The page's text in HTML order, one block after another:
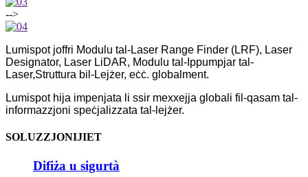
-->
Lumispot joffri Modulu tal-Laser Range Finder (LRF), Laser
Designator, Laser LiDAR, Modulu tal-Ippumpjar tal-
Laser,Struttura bil-Lejżer, eċċ. globalment.
Lumispot hija impenjata li ssir mexxejja globali fil-qasam tal-
informazzjoni speċjalizzata tal-lejżer.
SOLUZZJONIJIET
Difiża u sigurtà